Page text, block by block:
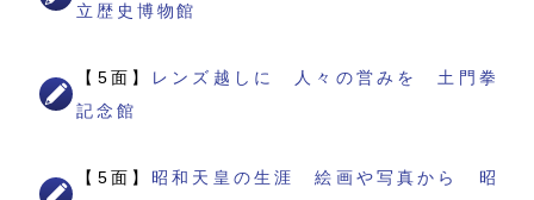
立歴史博物館
【5面】
レンズ越しに 人々の営みを 土門拳
記念館
【5面】 昭和天皇の生涯 絵画や写真から 昭